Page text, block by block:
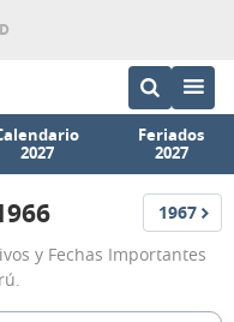
2027
Feriados
2027
Feriados
1967
y Fechas Importantes